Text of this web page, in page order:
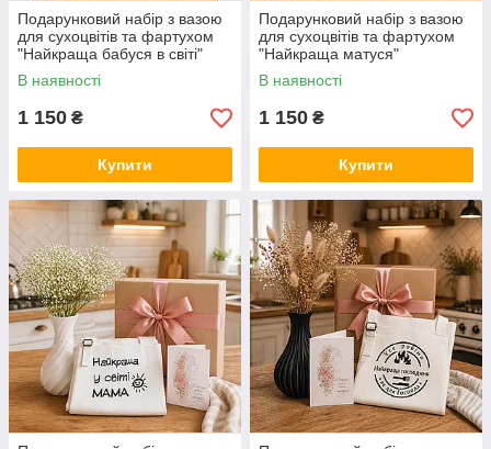
Подарунковий набір з вазою
для сухоцвітів та фартухом
"Найкраща бабуся в світі"
В наявності
1 150 ₴
Купити
Подарунковий набір з вазою
для сухоцвітів та фартухом
"Найкраща матуся"
В наявності
1 150 ₴
Купити